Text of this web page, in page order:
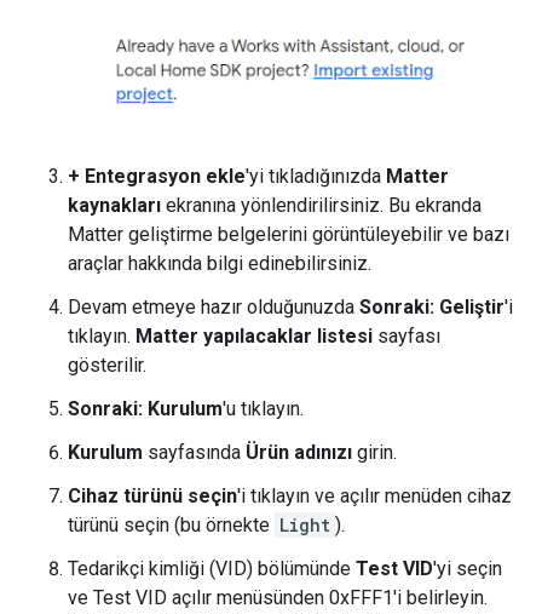
+ Entegrasyon ekle'yi tıkladığınızda Matter
kaynakları ekranına yönlendirilirsiniz. Bu ekranda
Matter geliştirme belgelerini görüntüleyebilir ve bazı
araçlar hakkında bilgi edinebilirsiniz.
Devam etmeye hazır olduğunuzda Sonraki: Geliştir'i
tıklayın. Matter yapılacaklar listesi sayfası
gösterilir.
Sonraki: Kurulum'u tıklayın.
Kurulum sayfasında Ürün adınızı girin.
Cihaz türünü seçin'i tıklayın ve açılır menüden cihaz
türünü seçin (bu örnekte Light ).
Tedarikçi kimliği (VID) bölümünde Test VID'yi seçin
ve Test VID açılır menüsünden 0xFFF1'i belirleyin.